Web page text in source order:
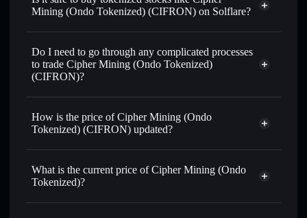
Mining (Ondo Tokenized) (CIFRON) on Solflare?
1:1 backed,
Do I need to go through any complicated processes
to trade Cipher Mining (Ondo Tokenized)
(CIFRON)?
How is the price of Cipher Mining (Ondo
Tokenized) (CIFRON) updated?
Cipher Mining (Ondo Tokenized)
What is the current price of Cipher Mining (Ondo
Tokenized)?
Cipher Mining (Ondo Tokenized)